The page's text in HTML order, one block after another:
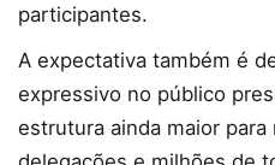
participantes.
A expectativa também é
expressivo no público
estrutura ainda maior